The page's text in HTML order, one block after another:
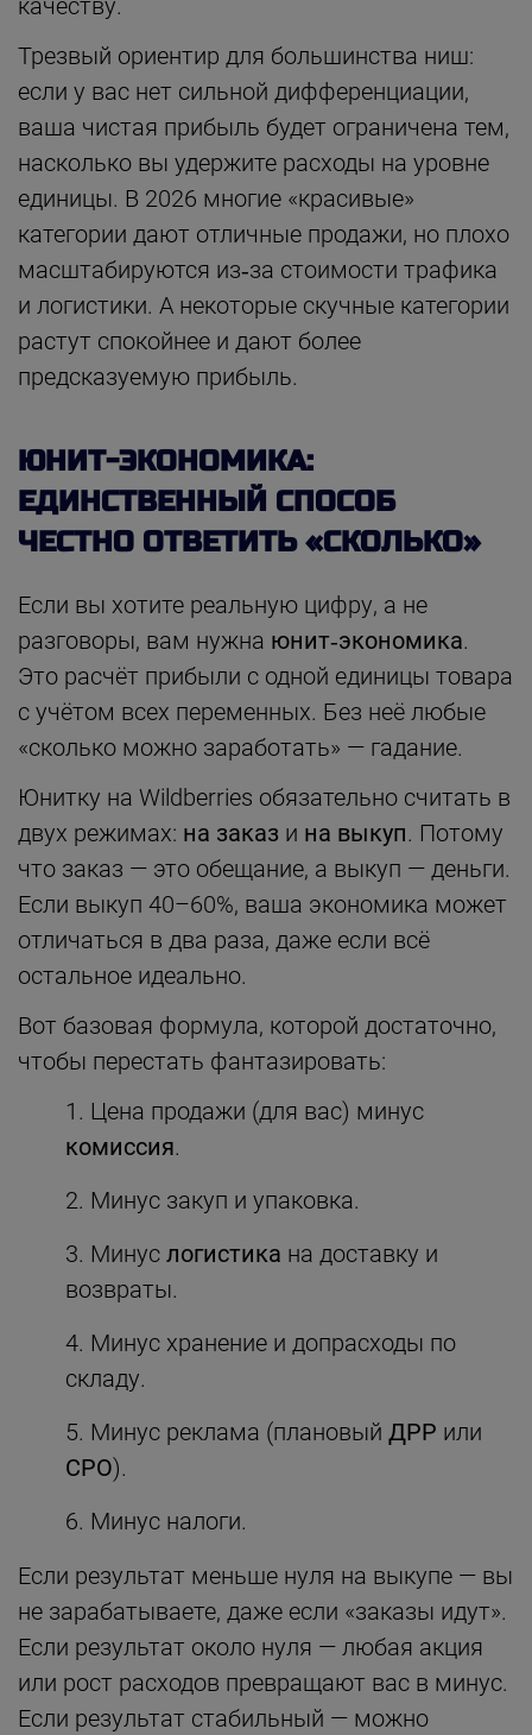
качеству.
Трезвый ориентир для большинства ниш:
если у вас нет сильной дифференциации,
ваша чистая прибыль будет ограничена тем,
насколько вы удержите расходы на уровне
единицы. В 2026 многие «красивые»
категории дают отличные продажи, но плохо
масштабируются из‑за стоимости трафика
и логистики. А некоторые скучные категории
растут спокойнее и дают более
предсказуемую прибыль.
ЮНИТ-ЭКОНОМИКА:
ЕДИНСТВЕННЫЙ СПОСОБ
ЧЕСТНО ОТВЕТИТЬ «СКОЛЬКО»
Если вы хотите реальную цифру, а не
разговоры, вам нужна юнит‑экономика.
Это расчёт прибыли с одной единицы товара
с учётом всех переменных. Без неё любые
«сколько можно заработать» — гадание.
Юнитку на Wildberries обязательно считать в
двух режимах: на заказ и на выкуп. Потому
что заказ — это обещание, а выкуп — деньги.
Если выкуп 40–60%, ваша экономика может
отличаться в два раза, даже если всё
остальное идеально.
Вот базовая формула, которой достаточно,
чтобы перестать фантазировать:
Цена продажи (для вас) минус
комиссия.
Минус закуп и упаковка.
Минус логистика на доставку и
возвраты.
Минус хранение и допрасходы по
складу.
Минус реклама (плановый ДРР или
СРО).
Минус налоги.
Если результат меньше нуля на выкупе — вы
не зарабатываете, даже если «заказы идут».
Если результат около нуля — любая акция
или рост расходов превращают вас в минус.
Если результат стабильный — можно